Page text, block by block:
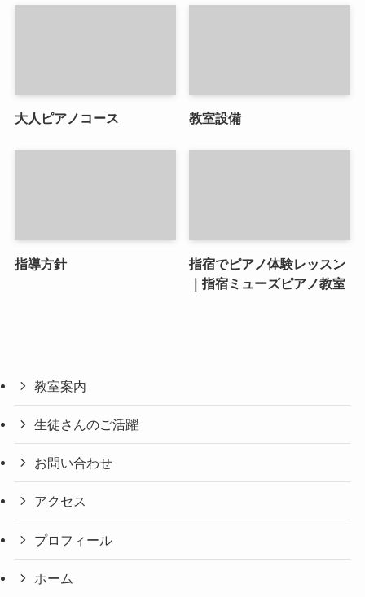
大人ピアノコース 教室設備
指導方針
指宿でピアノ体験レッスン
｜指宿ミューズピアノ教室
教室案内
生徒さんのご活躍
お問い合わせ
アクセス
プロフィール
ホーム